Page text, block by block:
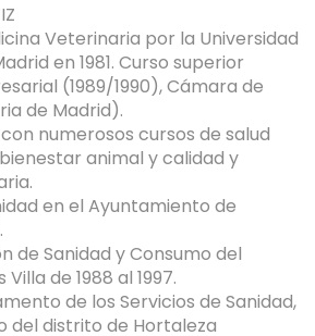
Veterinaria por la Universidad
en 1981. Curso superior
(1989/1990), Cámara de
de Madrid).
numerosos cursos de salud
animal y calidad y
en el Ayuntamiento de
de Sanidad y Consumo del
de 1988 al 1997.
de los Servicios de Sanidad,
del distrito de Hortaleza